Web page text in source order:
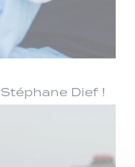
Dief !